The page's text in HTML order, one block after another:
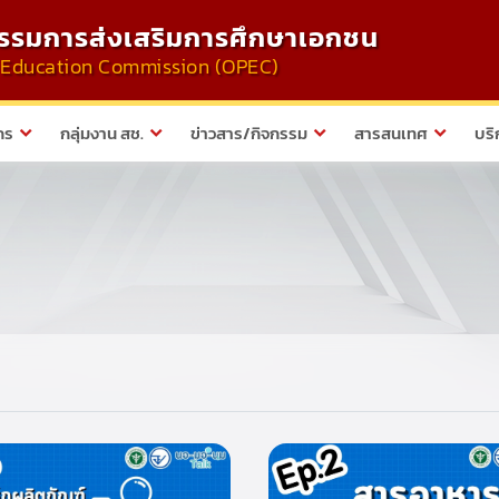
มการส่งเสริมการศึกษาเอกชน
Commission (OPEC)
กลุ่มงาน สช. ข่าวสาร/กิจกรรม สารสนเทศ บริ